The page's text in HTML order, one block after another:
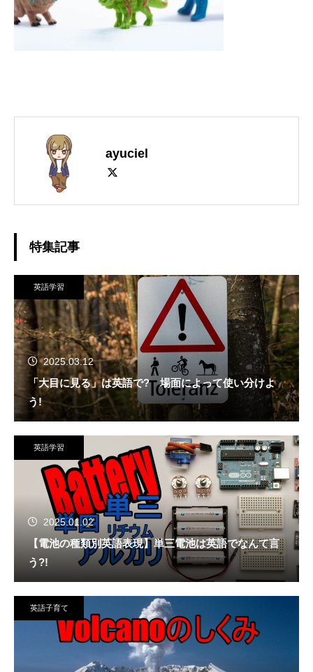
ayuciel
特集記事
英語学習
2025.03.12
「大目に見る」は英語で? 場面によって使い分けよ
う!
英語学習
2025.01.02
【電池の種類別英語表現】単三電池は英語でなんて言
う?!
英語子育て